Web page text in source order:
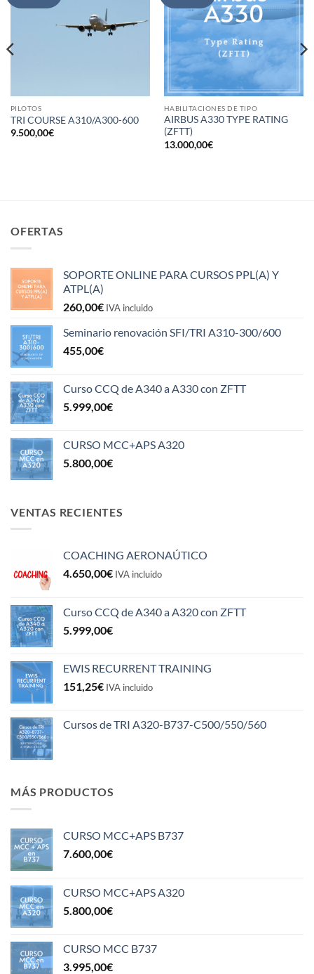
PILOTOS
TRI COURSE A310/A300-600
9.500,00€
HABILITACIONES DE TIPO
AIRBUS A330 TYPE RATING
(ZFTT)
13.000,00€
OFERTAS
SOPORTE ONLINE PARA CURSOS PPL(A) Y
ATPL(A)
260,00€ IVA incluido
Seminario renovación SFI/TRI A310-300/600
455,00€
Curso CCQ de A340 a A330 con ZFTT
5.999,00€
CURSO MCC+APS A320
5.800,00€
VENTAS RECIENTES
COACHING AERONAÚTICO
4.650,00€ IVA incluido
Curso CCQ de A340 a A320 con ZFTT
5.999,00€
EWIS RECURRENT TRAINING
151,25€ IVA incluido
Cursos de TRI A320-B737-C500/550/560
MÁS PRODUCTOS
CURSO MCC+APS B737
7.600,00€
CURSO MCC+APS A320
5.800,00€
CURSO MCC B737
3.995,00€